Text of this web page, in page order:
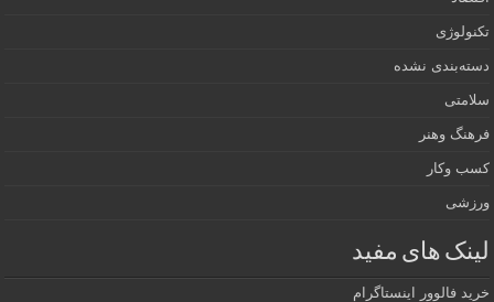
نشده
وهنر
وکار
های مفید
فالوور اینستاگرام